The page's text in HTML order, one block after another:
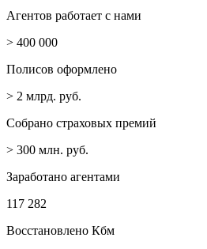
Агентов работает с нами
> 400 000
Полисов оформлено
> 2 млрд. руб.
Собрано страховых премий
> 300 млн. руб.
Заработано агентами
117 282
Восстановлено Кбм